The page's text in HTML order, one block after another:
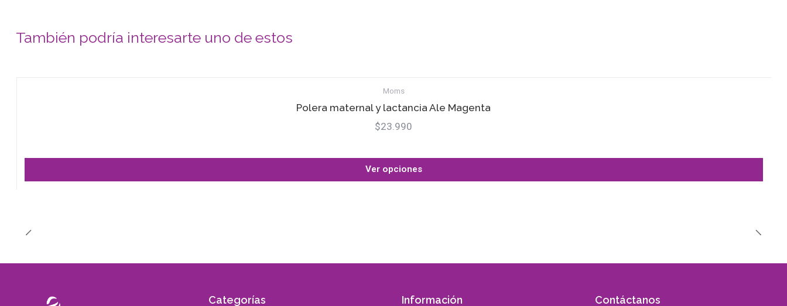
También podría interesarte uno de estos
Moms
Polera maternal y lactancia Ale Magenta
$23.990
Ver opciones
Categorías Información Contáctanos